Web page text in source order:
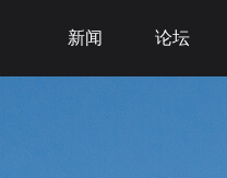
新闻 论坛